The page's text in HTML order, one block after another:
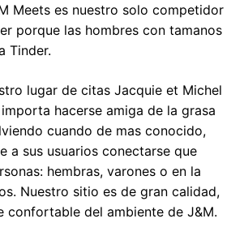
Meets es nuestro solo competidor
porque las hombres con tamanos
Tinder.
lugar de citas Jacquie et Michel
hacerse amiga de la grasa
cuando de mas conocido,
a sus usuarios conectarse que
hembras, varones o en la
Nuestro sitio es de gran calidad,
confortable del ambiente de J&M.